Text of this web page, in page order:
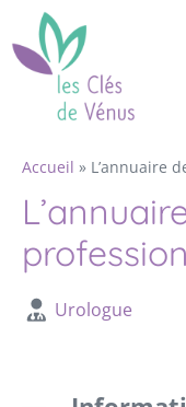
Accueil » L’annuaire
Urologue